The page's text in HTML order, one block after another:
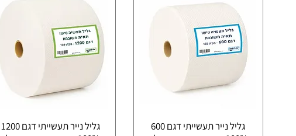
גליל נייר תעשייתי דגם 600
גליל נייר תעשייתי דגם 1200